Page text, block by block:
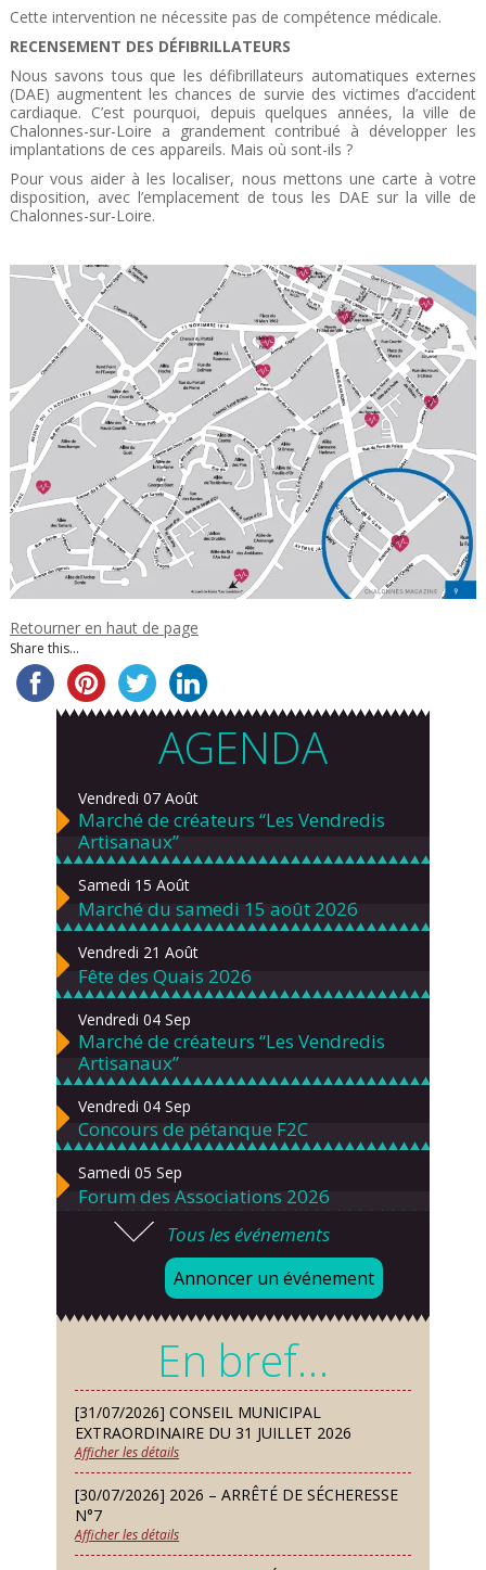
Cette intervention ne nécessite pas de compétence médicale.
RECENSEMENT DES DÉFIBRILLATEURS
Nous savons tous que les défibrillateurs automatiques externes
(DAE) augmentent les chances de survie des victimes d’accident
cardiaque. C’est pourquoi, depuis quelques années, la ville de
Chalonnes-sur-Loire a grandement contribué à développer les
implantations de ces appareils. Mais où sont-ils ?
Pour vous aider à les localiser, nous mettons une carte à votre
disposition, avec l’emplacement de tous les DAE sur la ville de
Chalonnes-sur-Loire.
Retourner en haut de page
Share this...
AGENDA
Vendredi 07 Août
Marché de créateurs “Les Vendredis
Artisanaux”
Samedi 15 Août
Marché du samedi 15 août 2026
Vendredi 21 Août
Fête des Quais 2026
Vendredi 04 Sep
Marché de créateurs “Les Vendredis
Artisanaux”
Vendredi 04 Sep
Concours de pétanque F2C
Samedi 05 Sep
Forum des Associations 2026
Lundi 07 Sep
Danses solo et en couple – cours
d’essai gratuit
Mardi 08 Sep
Chorale À travers chants
Samedi 12 Sep
Défi de pêche aux leurres (concept
lure house)
Dimanche 13 Sep
Repas de fouées
Lundi 14 Sep
Tous les événements
Annoncer un événement
En bref…
[31/07/2026] CONSEIL MUNICIPAL
EXTRAORDINAIRE DU 31 JUILLET 2026
Afficher les détails
[30/07/2026] 2026 – ARRÊTÉ DE SÉCHERESSE
N°7
Afficher les détails